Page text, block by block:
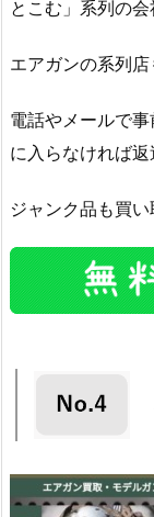
とこむ」系列の会
エアガンの系列店
電話やメールで
に入らなければ返
ジャンク品も買い